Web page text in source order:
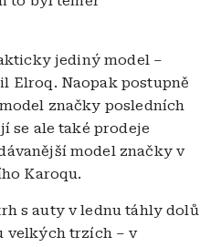
jediný model –
Elroq. Naopak postupně
značky posledních
se ale také prodeje
model značky v
Karoqu.
s auty v lednu táhly dolů
velkých trzích – v